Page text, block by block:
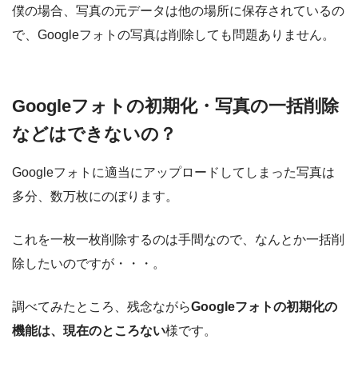
僕の場合、写真の元データは他の場所に保存されているの
で、Googleフォトの写真は削除しても問題ありません。
Googleフォトの初期化・写真の一括削除
などはできないの？
Googleフォトに適当にアップロードしてしまった写真は
多分、数万枚にのぼります。
これを一枚一枚削除するのは手間なので、なんとか一括削
除したいのですが・・・。
調べてみたところ、残念ながらGoogleフォトの初期化の
機能は、現在のところない様です。